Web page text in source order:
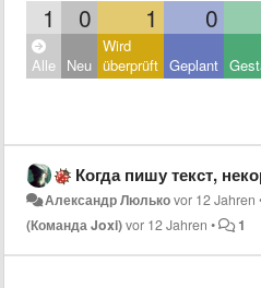
1 0 1 0
Alle Neu
Wird
überprüft Geplant
Когда пишу текст, некорректно работают кнопки Home End
Александр Люлькоvor 12 Jahren
(Команда Joxi)vor 12 Jahren • 1